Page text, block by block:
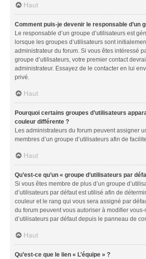
Haut
Comment puis-je devenir le responsable d’un
Le responsable d’un groupe d’utilisateurs est
lorsque les groupes d’utilisateurs sont
administrateur du forum. Si vous êtes intéressé
groupe d’utilisateurs, votre premier contact
administrateur. Essayez de le contacter en lui
privé.
Haut
Pourquoi certains groupes d’utilisateurs
couleur différente ?
Les administrateurs du forum peuvent assigner
membres d’un groupe d’utilisateurs afin de
Haut
Qu’est-ce qu’un « groupe d’utilisateurs par
Si vous êtes membre de plus d’un groupe
d’utilisateurs par défaut est utilisé afin de
couleur et le rang qui vous sera assigné par
du forum peuvent vous autoriser à modifier
d’utilisateurs par défaut depuis le panneau de
Haut
Qu’est-ce que le lien « L’équipe » ?